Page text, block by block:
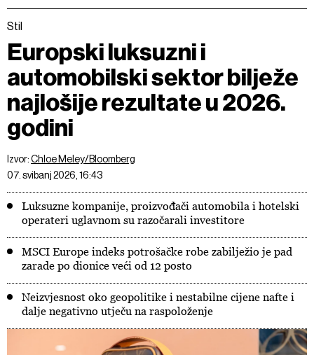
Stil
Europski luksuzni i
automobilski sektor bilježe
najlošije rezultate u 2026.
godini
Izvor:Chloe Meley/Bloomberg
07. svibanj 2026, 16:43
Luksuzne kompanije, proizvođači automobila i hotelski
operateri uglavnom su razočarali investitore
MSCI Europe indeks potrošačke robe zabilježio je pad
zarade po dionice veći od 12 posto
Neizvjesnost oko geopolitike i nestabilne cijene nafte i
dalje negativno utječu na raspoloženje